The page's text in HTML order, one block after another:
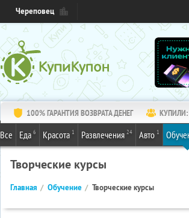
Череповец
100% ГАРАНТИЯ ВОЗВРАТА ДЕНЕГ КУПИЛИ:
Все Еда 6 Красота 1 Развлечения 24 Авто 1
Творческие курсы
Главная Обучение Творческие курсы